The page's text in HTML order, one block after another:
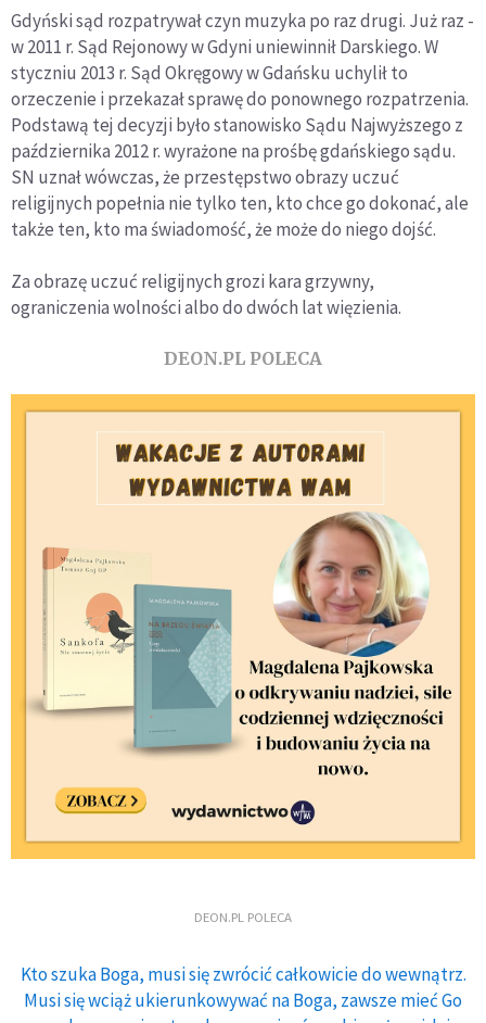
Gdyński sąd rozpatrywał czyn muzyka po raz drugi. Już raz -
w 2011 r. Sąd Rejonowy w Gdyni uniewinnił Darskiego. W
styczniu 2013 r. Sąd Okręgowy w Gdańsku uchylił to
orzeczenie i przekazał sprawę do ponownego rozpatrzenia.
Podstawą tej decyzji było stanowisko Sądu Najwyższego z
października 2012 r. wyrażone na prośbę gdańskiego sądu.
SN uznał wówczas, że przestępstwo obrazy uczuć
religijnych popełnia nie tylko ten, kto chce go dokonać, ale
także ten, kto ma świadomość, że może do niego dojść.
Za obrazę uczuć religijnych grozi kara grzywny,
ograniczenia wolności albo do dwóch lat więzienia.
DEON.PL POLECA
DEON.PL POLECA
Kto szuka Boga, musi się zwrócić całkowicie do wewnątrz.
Musi się wciąż ukierunkowywać na Boga, zawsze mieć Go